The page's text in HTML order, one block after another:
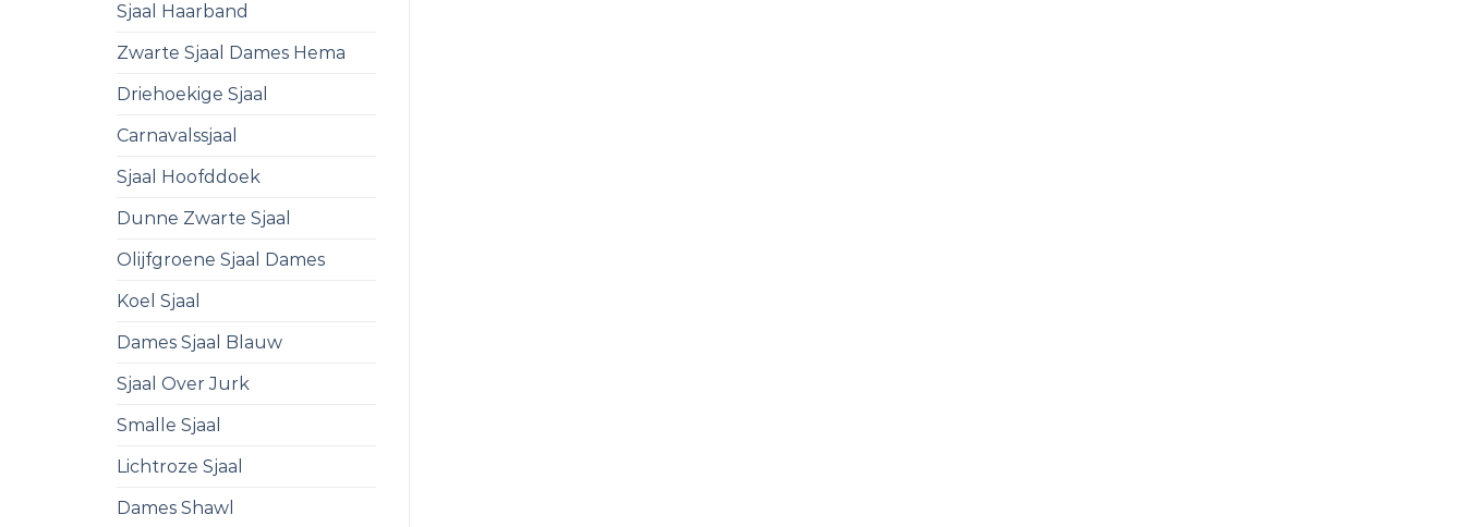
Sjaal Haarband
Zwarte Sjaal Dames Hema
Driehoekige Sjaal
Carnavalssjaal
Sjaal Hoofddoek
Dunne Zwarte Sjaal
Olijfgroene Sjaal Dames
Koel Sjaal
Dames Sjaal Blauw
Sjaal Over Jurk
Smalle Sjaal
Lichtroze Sjaal
Dames Shawl